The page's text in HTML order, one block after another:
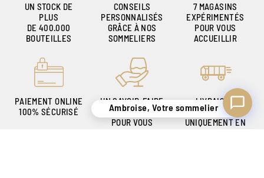
UN STOCK DE
PLUS
DE 400.000
BOUTEILLES
CONSEILS
PERSONNALISÉS
GRÂCE À NOS
SOMMELIERS
7 MAGASINS
EXPÉRIMENTÉS
POUR VOUS
ACCUEILLIR
PAIEMENT ONLINE
100% SÉCURISÉ
UN SAVOIR-FAIRE
DE + DE 140 ANS
POUR VOUS
LIVRAISON
SÉCURISÉE
UNIQUEMENT EN
Ambroise, Votre sommelier